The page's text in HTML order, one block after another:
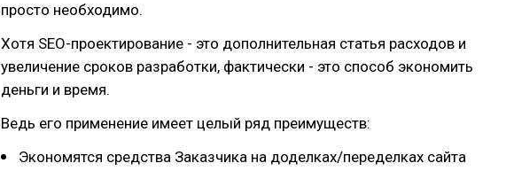
просто необходимо.
Хотя SEO-проектирование - это дополнительная статья расходов и
увеличение сроков разработки, фактически - это способ экономить
деньги и время.
Ведь его применение имеет целый ряд преимуществ:
Экономятся средства Заказчика на доделках/переделках сайта